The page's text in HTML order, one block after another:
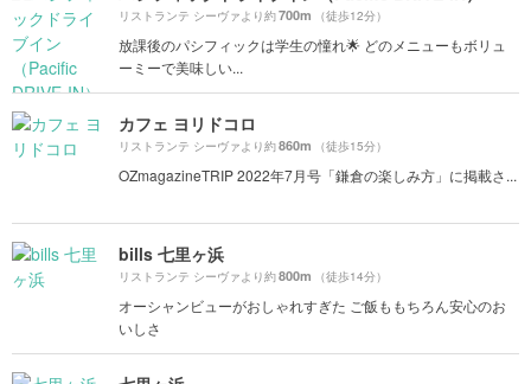
リストランテ シーヴァより約700m （徒歩12分）
放課後のパシフィックは学生の憧れ🌟 どのメニューもボリュ
ーミーで美味しい...
カフェ ヨリドコロ
リストランテ シーヴァより約860m （徒歩15分）
OZmagazineTRIP 2022年7月号「鎌倉の楽しみ方」に掲載さ...
bills 七里ヶ浜
リストランテ シーヴァより約800m （徒歩14分）
オーシャンビューがおしゃれすぎた ご飯ももちろん安心のお
いしさ